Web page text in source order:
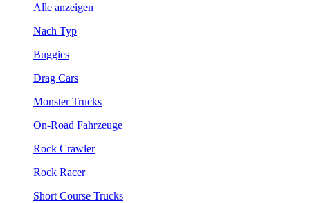
Alle anzeigen
Nach Typ
Buggies
Drag Cars
Monster Trucks
On-Road Fahrzeuge
Rock Crawler
Rock Racer
Short Course Trucks